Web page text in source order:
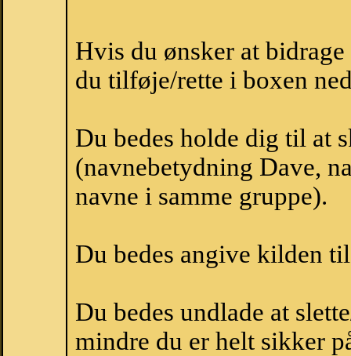
Hvis du ønsker at
du tilføje/rette i boxen
Du bedes holde dig til at
(navnebetydning Dave,
navne i samme gruppe).
Du bedes angive kilden
Du bedes undlade at
mindre du er helt sikker